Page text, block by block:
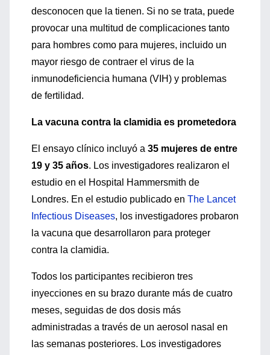
desconocen que la tienen. Si no se trata, puede
provocar una multitud de complicaciones tanto
para hombres como para mujeres, incluido un
mayor riesgo de contraer el virus de la
inmunodeficiencia humana (VIH) y problemas
de fertilidad.
La vacuna contra la clamidia es prometedora
El ensayo clínico incluyó a 35 mujeres de entre
19 y 35 años. Los investigadores realizaron el
estudio en el Hospital Hammersmith de
Londres. En el estudio publicado en The Lancet
Infectious Diseases, los investigadores probaron
la vacuna que desarrollaron para proteger
contra la clamidia.
Todos los participantes recibieron tres
inyecciones en su brazo durante más de cuatro
meses, seguidas de dos dosis más
administradas a través de un aerosol nasal en
las semanas posteriores. Los investigadores